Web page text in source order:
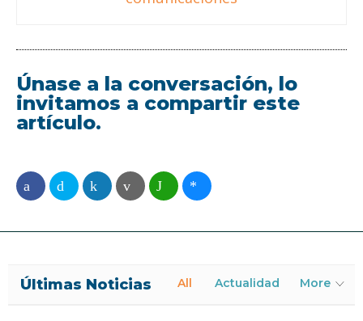
Únase a la conversación, lo
invitamos a compartir este
artículo.
Últimas Noticias All Actualidad More